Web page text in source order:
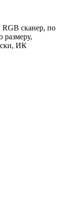
сканер, по
размеру,
ИК